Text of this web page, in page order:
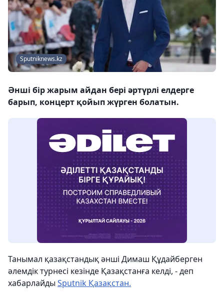
Sputniknews.kz
Әнші бір жарым айдан бері әртүрлі елдерге
барып, концерт қойып жүрген болатын.
Танымал қазақстандық әнші Димаш Құдайберген
әлемдік турнесі кезінде Қазақстанға келді, - деп
хабарлайды Sputnik Қазақстан.